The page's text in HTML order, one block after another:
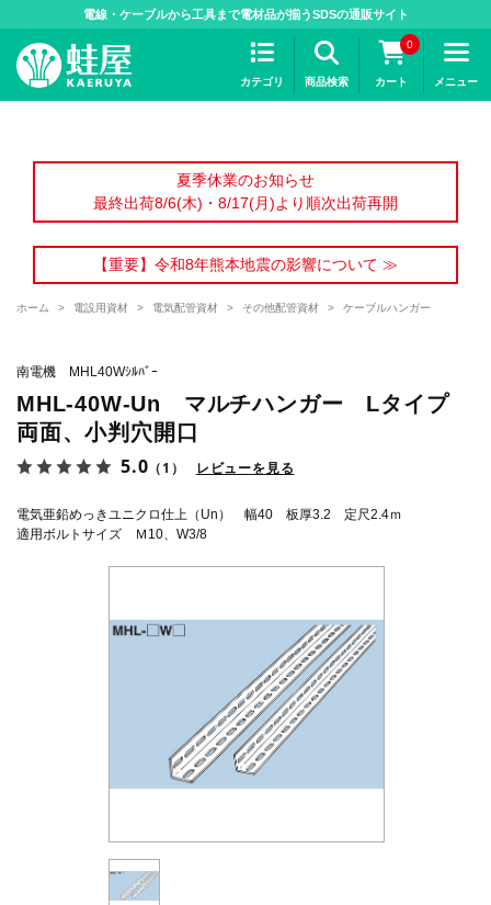
電線・ケーブルから工具まで電材品が揃うSDSの通販サイト
カテゴリ 商品検索
0
カート メニュー
夏季休業のお知らせ
最終出荷8/6(木)・8/17(月)より順次出荷再開
【重要】令和8年熊本地震の影響について ≫
ホーム > 電設用資材 > 電気配管資材 > その他配管資材 > ケーブルハンガー
南電機 MHL40Wｼﾙﾊﾞｰ
MHL-40W-Un マルチハンガー Lタイプ
両面、小判穴開口
5.0 （1） レビューを見る
電気亜鉛めっきユニクロ仕上（Un） 幅40 板厚3.2 定尺2.4ｍ
適用ボルトサイズ Ｍ10、W3/8